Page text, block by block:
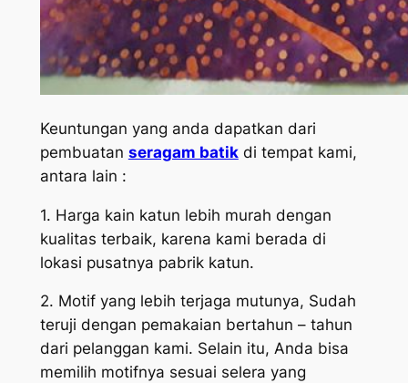
Keuntungan yang anda dapatkan dari
pembuatan seragam batikdi tempat kami,
antara lain :
1. Harga kain katun lebih murah dengan
kualitas terbaik, karena kami berada di
lokasi pusatnya pabrik katun.
2. Motif yang lebih terjaga mutunya, Sudah
teruji dengan pemakaian bertahun – tahun
dari pelanggan kami. Selain itu, Anda bisa
memilih motifnya sesuai selera yang